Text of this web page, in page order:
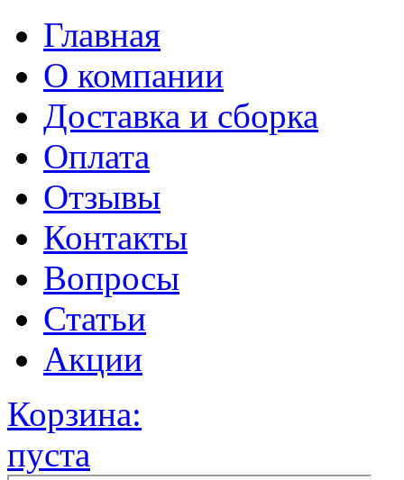
Главная
О компании
Доставка и сборка
Оплата
Отзывы
Контакты
Вопросы
Статьи
Акции
Корзина:
пуста